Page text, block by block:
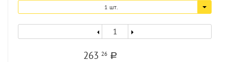
1 шт.
26326 a